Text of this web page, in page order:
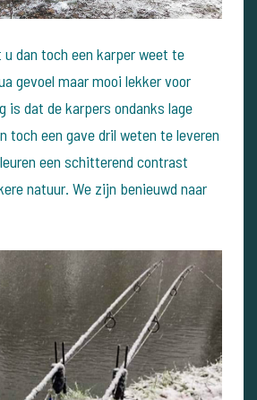
dan toch een karper weet te
gevoel maar mooi lekker voor
is dat de karpers ondanks lage
toch een gave dril weten te leveren
een schitterend contrast
natuur. We zijn benieuwd naar